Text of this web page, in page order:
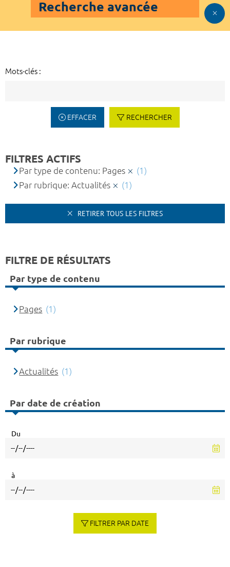
Recherche avancée
Mots-clés :
EFFACER RECHERCHER
FILTRES ACTIFS
Par type de contenu: Pages
(1)
Par rubrique: Actualités
(1)
RETIRER TOUS LES FILTRES
FILTRE DE RÉSULTATS
Par type de contenu
Pages (1)
Par rubrique
Actualités (1)
Par date de création
Du
à
FILTRER PAR DATE